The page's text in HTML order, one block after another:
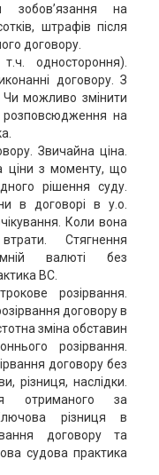
зобов’язання на
штрафів після
договору.
одностороння).
договору. З
Чи можливо змінити
на
Звичайна ціна.
ціни з моменту, що
рішення суду.
в договорі в у.о.
Коли вона
Стягнення
валюті без
ВС.
розірвання.
договору в
зміна обставин
розірвання.
договору без
різниця, наслідки.
отриманого за
різниця в
договору та
судова практика